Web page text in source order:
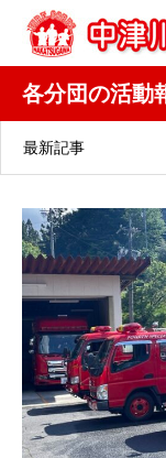
各分団の活動
最新記事